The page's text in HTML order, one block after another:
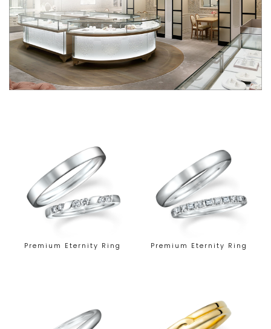
Premium Eternity Ring Premium Eternity Ring